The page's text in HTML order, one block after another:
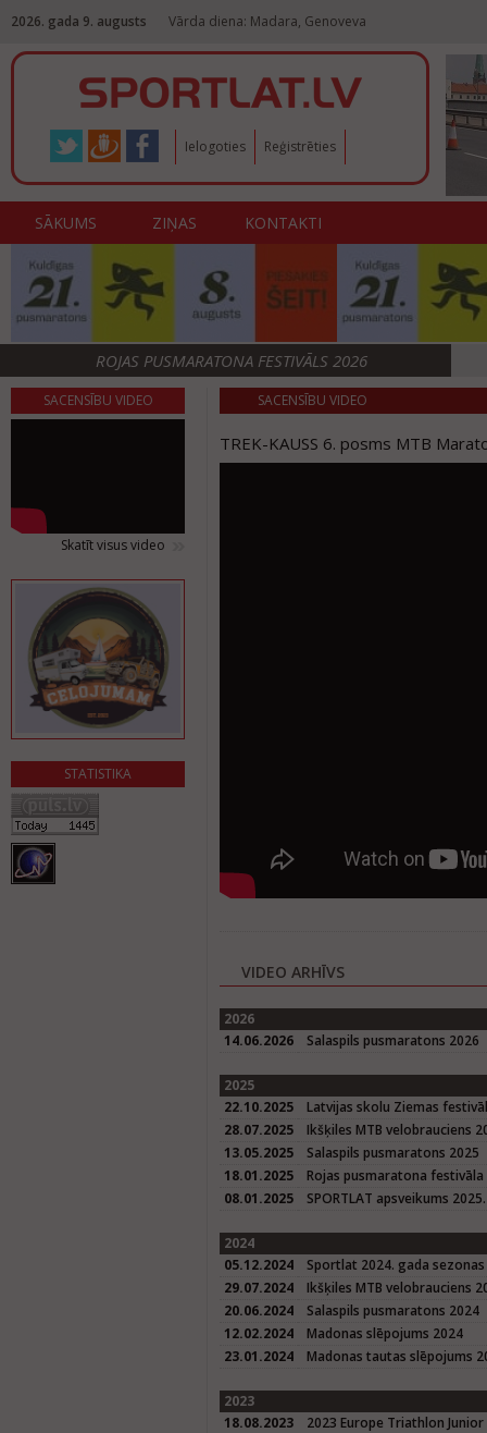
2026. gada 9. augusts Vārda diena: Madara, Genoveva
Ielogoties Reģistrēties
SĀKUMS ZIŅAS KONTAKTI
ROJAS PUSMARATONA FESTIVĀLS 2026
SACENSĪBU VIDEO
Skatīt visus video
STATISTIKA
SACENSĪBU VIDEO
TREK-KAUSS 6. posms MTB
VIDEO ARHĪVS
2026
14.06.2026
Salaspils pusmaratons 2026
2025
22.10.2025
Latvijas skolu Ziemas
28.07.2025
Ikšķiles MTB velobrauciens
13.05.2025
Salaspils pusmaratons 2025
18.01.2025
Rojas pusmaratona festivāla
08.01.2025
SPORTLAT apsveikums
2024
05.12.2024
Sportlat 2024. gada
29.07.2024
Ikšķiles MTB velobrauciens
20.06.2024
Salaspils pusmaratons 2024
12.02.2024
Madonas slēpojums 2024
23.01.2024
Madonas tautas slēpojums
2023
18.08.2023
2023 Europe Triathlon Junior